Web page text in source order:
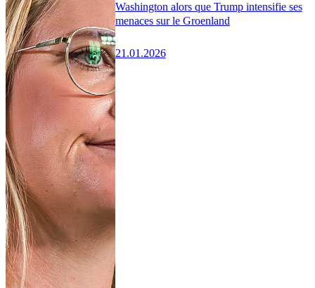
Washington alors que Trump intensifie ses
menaces sur le Groenland
21.01.2026